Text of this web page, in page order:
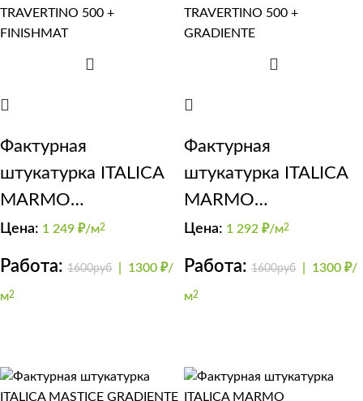
Фактурная
штукатурка ITALICA
MARMO
TRAVERTINO 500 +
Цена: 1 249 ₽/м2
Работа: 1600руб 1300 ₽/
м2
Фактурная
штукатурка ITALICA
MARMO
TRAVERTINO 500 +
Цена: 1 292 ₽/м2
Работа: 1600руб 1300 ₽/
м2